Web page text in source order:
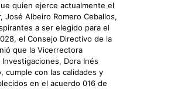
quien ejerce actualmente el
José Albeiro Romero Ceballos,
a ser elegido para el
el Consejo Directivo de la
que la Vicerrectora
Dora Inés
cumple con las calidades y
en el acuerdo 016 de